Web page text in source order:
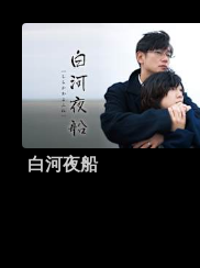
白河夜船